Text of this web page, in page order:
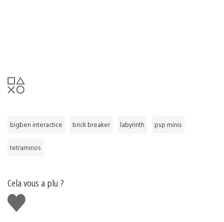
bigben interactice brick breaker labyrinth psp minis
tetraminos
Cela vous a plu ?
J'aime